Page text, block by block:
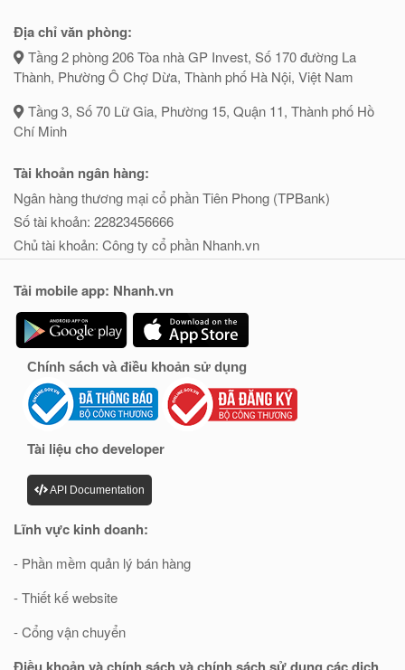
Địa chỉ văn phòng:
Tầng 2 phòng 206 Tòa nhà GP Invest, Số 170 đường La
Thành, Phường Ô Chợ Dừa, Thành phố Hà Nội, Việt Nam
Tầng 3, Số 70 Lữ Gia, Phường 15, Quận 11, Thành phố Hồ
Chí Minh
Tài khoản ngân hàng:
Ngân hàng thương mại cổ phần Tiên Phong (TPBank)
Số tài khoản: 22823456666
Chủ tài khoản: Công ty cổ phần Nhanh.vn
Tải mobile app: Nhanh.vn
Chính sách và điều khoản sử dụng
Tài liệu cho developer
API Documentation
Lĩnh vực kinh doanh:
- Phần mềm quản lý bán hàng
- Thiết kế website
- Cổng vận chuyển
Điều khoản và chính sách và chính sách sử dụng các dịch